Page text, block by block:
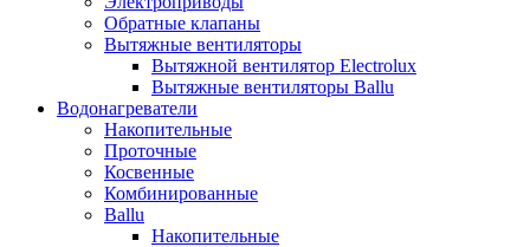
Обратные клапаны
Вытяжные вентиляторы
Вытяжной вентилятор Electrolux
Вытяжные вентиляторы Ballu
Водонагреватели
Накопительные
Проточные
Косвенные
Комбинированные
Ballu
Накопительные